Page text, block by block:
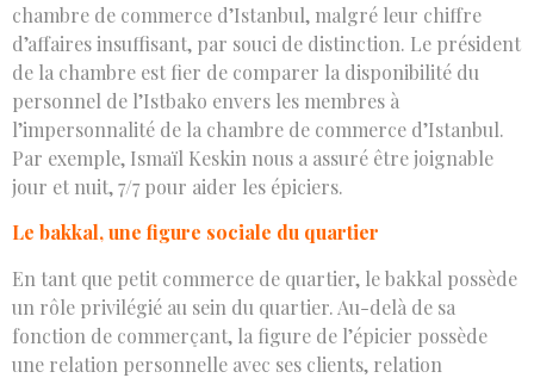
chambre de commerce d’Istanbul, malgré leur chiffre
d’affaires insuffisant, par souci de distinction. Le président
de la chambre est fier de comparer la disponibilité du
personnel de l’Istbako envers les membres à
l’impersonnalité de la chambre de commerce d’Istanbul.
Par exemple, Ismaïl Keskin nous a assuré être joignable
jour et nuit, 7/7 pour aider les épiciers.
Le bakkal, une figure sociale du quartier
En tant que petit commerce de quartier, le bakkal possède
un rôle privilégié au sein du quartier. Au-delà de sa
fonction de commerçant, la figure de l’épicier possède
une relation personnelle avec ses clients, relation